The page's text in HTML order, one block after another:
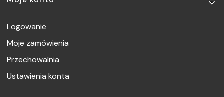
Logowanie
Moje zamówienia
Przechowalnia
Ustawienia konta